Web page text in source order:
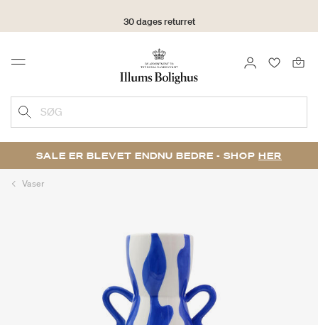
30 dages returret
Menu LOG IND
SØG
SALE ER BLEVET ENDNU BEDRE - SHOP HER
Vaser